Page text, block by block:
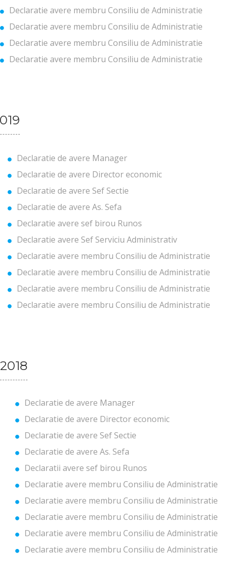
Declaratie avere membru Consiliu de Administratie
Declaratie avere membru Consiliu de Administratie
Declaratie avere membru Consiliu de Administratie
Declaratie avere membru Consiliu de Administratie
Declaratie de avere Manager
Declaratie de avere Director economic
Declaratie de avere Sef Sectie
Declaratie de avere As. Sefa
Declaratie avere sef birou Runos
Declaratie avere Sef Serviciu Administrativ
Declaratie avere membru Consiliu de Administratie
Declaratie avere membru Consiliu de Administratie
Declaratie avere membru Consiliu de Administratie
Declaratie avere membru Consiliu de Administratie
2018
Declaratie de avere Manager
Declaratie de avere Director economic
Declaratie de avere Sef Sectie
Declaratie de avere As. Sefa
Declaratii avere sef birou Runos
Declaratie avere membru Consiliu de Administratie
Declaratie avere membru Consiliu de Administratie
Declaratie avere membru Consiliu de Administratie
Declaratie avere membru Consiliu de Administratie
Declaratie avere membru Consiliu de Administratie